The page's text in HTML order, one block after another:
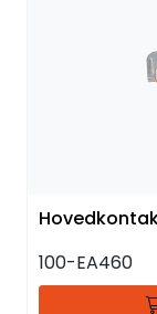
100-EA460